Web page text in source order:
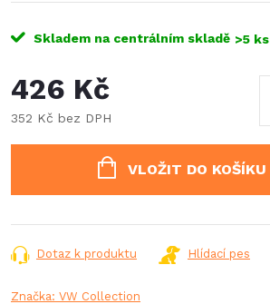
Skladem na centrálním skladě >5 ks
426 Kč
352 Kč bez DPH
VLOŽIT DO KOŠÍKU
Dotaz k produktu Hlídací pes
Značka: VW Collection